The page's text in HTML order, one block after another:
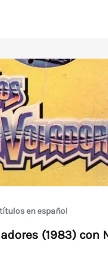
en español
(1983) con